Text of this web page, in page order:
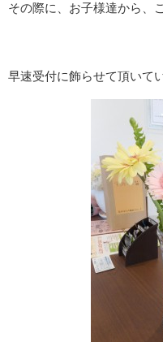
その際に、お子様達から、
早速受付に飾らせて頂いて